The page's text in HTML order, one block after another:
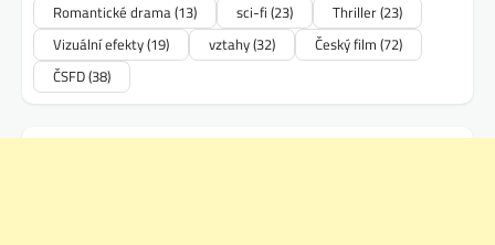
Romantické drama(13) sci-fi (23) Thriller(23)
Vizuální efekty(19) vztahy(32) Český film (72)
ČSFD(38)